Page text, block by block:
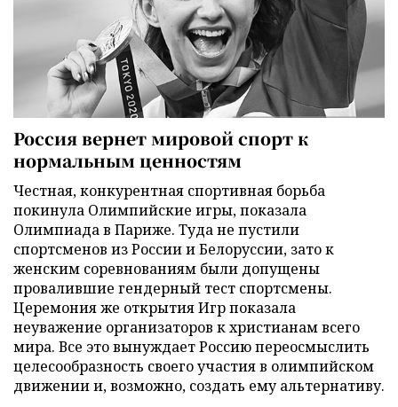
Россия вернет мировой спорт к
нормальным ценностям
Честная, конкурентная спортивная борьба
покинула Олимпийские игры, показала
Олимпиада в Париже. Туда не пустили
спортсменов из России и Белоруссии, зато к
женским соревнованиям были допущены
провалившие гендерный тест спортсмены.
Церемония же открытия Игр показала
неуважение организаторов к христианам всего
мира. Все это вынуждает Россию переосмыслить
целесообразность своего участия в олимпийском
движении и, возможно, создать ему альтернативу.